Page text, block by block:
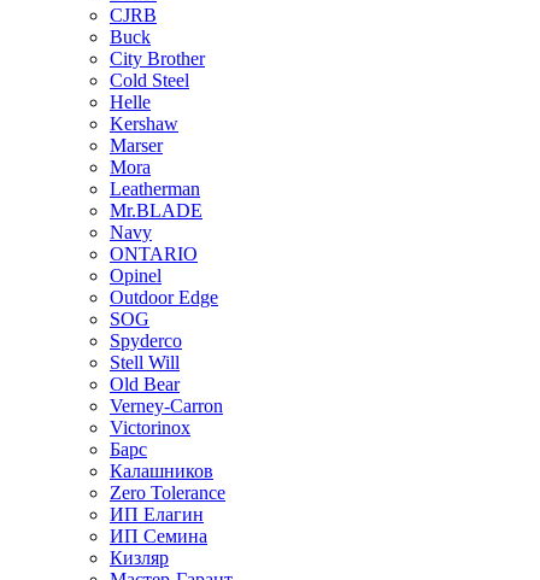
CJRB
Buck
City Brother
Cold Steel
Helle
Kershaw
Marser
Mora
Leatherman
Mr.BLADE
Navy
ONTARIO
Opinel
Outdoor Edge
SOG
Spyderco
Stell Will
Old Bear
Verney-Carron
Victorinox
Барс
Калашников
Zero Tolerance
ИП Елагин
ИП Семина
Кизляр